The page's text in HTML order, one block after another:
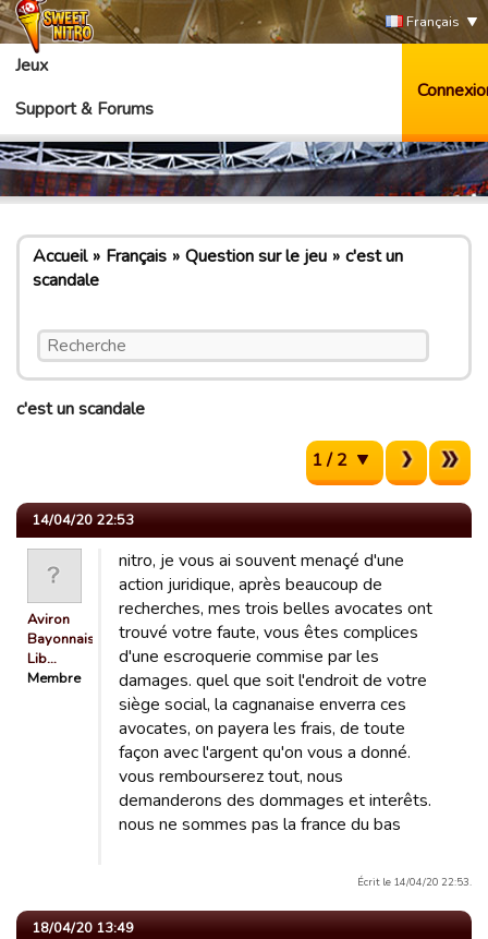
Français
Jeux
Support & Forums
Accueil Français Question sur le jeu
c'est un
scandale
c'est un scandale
1 / 2
14/04/20 22:53
Aviron
Bayonnais
Lib…
Membre
nitro, je vous ai souvent menaçé d'une
action juridique, après beaucoup de
recherches, mes trois belles avocates ont
trouvé votre faute, vous êtes complices
d'une escroquerie commise par les
damages. quel que soit l'endroit de votre
siège social, la cagnanaise enverra ces
avocates, on payera les frais, de toute
façon avec l'argent qu'on vous a donné.
vous rembourserez tout, nous
demanderons des dommages et interêts.
nous ne sommes pas la france du bas
Écrit le 14/04/20 22:53.
18/04/20 13:49